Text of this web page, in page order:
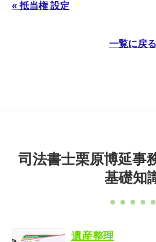
« 抵当権 設定
一覧に戻る
司法書士栗原博延事
基礎知
遺産整理